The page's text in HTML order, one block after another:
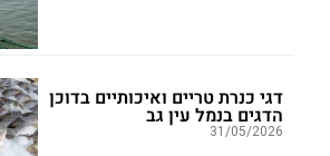
דגי כנרת טריים ואיכותיים בדוכן
הדגים בנמל עין גב
31/05/2026